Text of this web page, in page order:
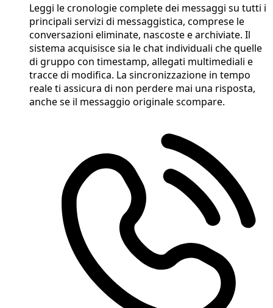
Leggi le cronologie complete dei messaggi su tutti i
principali servizi di messaggistica, comprese le
conversazioni eliminate, nascoste e archiviate. Il
sistema acquisisce sia le chat individuali che quelle
di gruppo con timestamp, allegati multimediali e
tracce di modifica. La sincronizzazione in tempo
reale ti assicura di non perdere mai una risposta,
anche se il messaggio originale scompare.